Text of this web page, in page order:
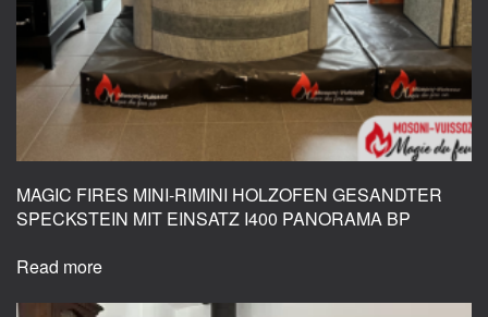
MAGIC FIRES MINI-RIMINI HOLZOFEN GESANDTER
SPECKSTEIN MIT EINSATZ I400 PANORAMA BP
Read more